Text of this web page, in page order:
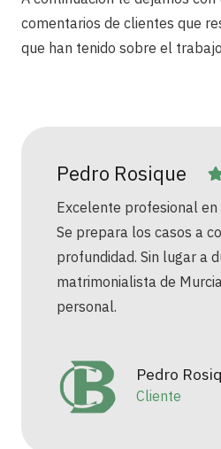
comentarios de clientes que
que han tenido sobre el
Pedro Rosique
Excelente profesional
Se prepara los casos a
profundidad. Sin lugar a
matrimonialista de
personal.
Pedro
Cliente